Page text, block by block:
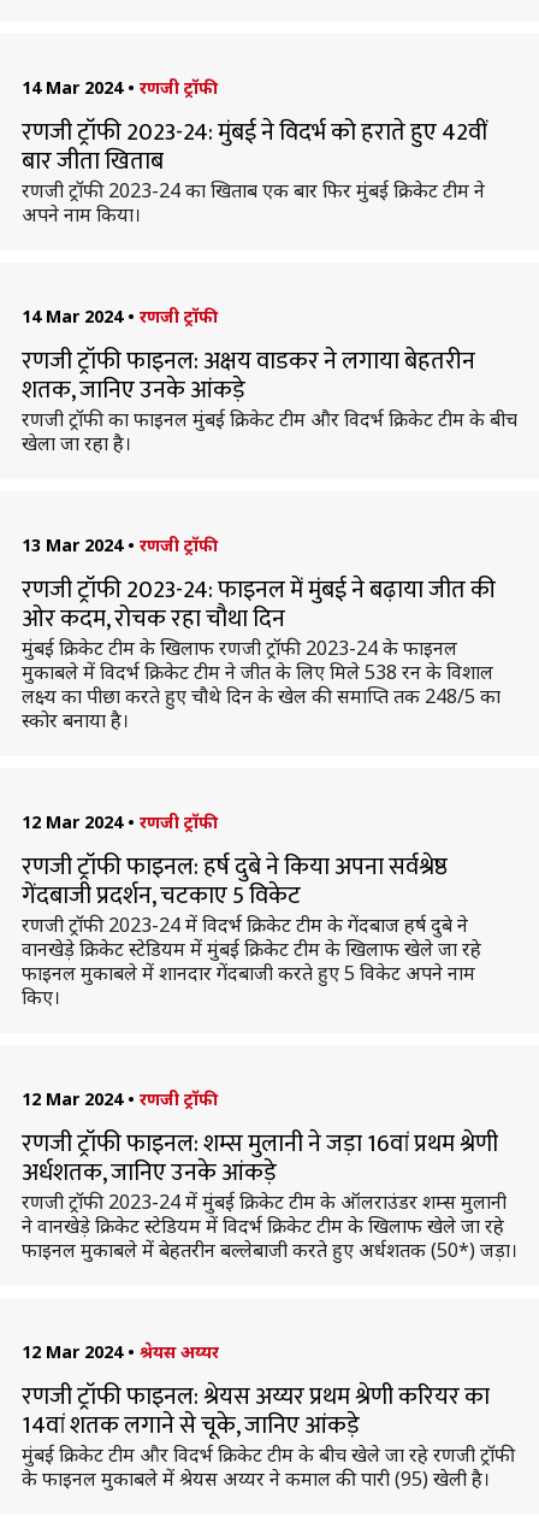
14 Mar 2024 • रणजी ट्रॉफी
रणजी ट्रॉफी 2023-24: मुंबई ने विदर्भ को हराते हुए 42वीं
बार जीता खिताब
रणजी ट्रॉफी 2023-24 का खिताब एक बार फिर मुंबई क्रिकेट टीम ने
अपने नाम किया।
14 Mar 2024 • रणजी ट्रॉफी
रणजी ट्रॉफी फाइनल: अक्षय वाडकर ने लगाया बेहतरीन
शतक, जानिए उनके आंकड़े
रणजी ट्रॉफी का फाइनल मुंबई क्रिकेट टीम और विदर्भ क्रिकेट टीम के बीच
खेला जा रहा है।
13 Mar 2024 • रणजी ट्रॉफी
रणजी ट्रॉफी 2023-24: फाइनल में मुंबई ने बढ़ाया जीत की
ओर कदम, रोचक रहा चौथा दिन
मुंबई क्रिकेट टीम के खिलाफ रणजी ट्रॉफी 2023-24 के फाइनल
मुकाबले में विदर्भ क्रिकेट टीम ने जीत के लिए मिले 538 रन के विशाल
लक्ष्य का पीछा करते हुए चौथे दिन के खेल की समाप्ति तक 248/5 का
स्कोर बनाया है।
12 Mar 2024 • रणजी ट्रॉफी
रणजी ट्रॉफी फाइनल: हर्ष दुबे ने किया अपना सर्वश्रेष्ठ
गेंदबाजी प्रदर्शन, चटकाए 5 विकेट
रणजी ट्रॉफी 2023-24 में विदर्भ क्रिकेट टीम के गेंदबाज हर्ष दुबे ने
वानखेड़े क्रिकेट स्टेडियम में मुंबई क्रिकेट टीम के खिलाफ खेले जा रहे
फाइनल मुकाबले में शानदार गेंदबाजी करते हुए 5 विकेट अपने नाम
किए।
12 Mar 2024 • रणजी ट्रॉफी
रणजी ट्रॉफी फाइनल: शम्स मुलानी ने जड़ा 16वां प्रथम श्रेणी
अर्धशतक, जानिए उनके आंकड़े
रणजी ट्रॉफी 2023-24 में मुंबई क्रिकेट टीम के ऑलराउंडर शम्स मुलानी
ने वानखेड़े क्रिकेट स्टेडियम में विदर्भ क्रिकेट टीम के खिलाफ खेले जा रहे
फाइनल मुकाबले में बेहतरीन बल्लेबाजी करते हुए अर्धशतक (50*) जड़ा।
12 Mar 2024 • श्रेयस अय्यर
रणजी ट्रॉफी फाइनल: श्रेयस अय्यर प्रथम श्रेणी करियर का
14वां शतक लगाने से चूके, जानिए आंकड़े
मुंबई क्रिकेट टीम और विदर्भ क्रिकेट टीम के बीच खेले जा रहे रणजी ट्रॉफी
के फाइनल मुकाबले में श्रेयस अय्यर ने कमाल की पारी (95) खेली है।